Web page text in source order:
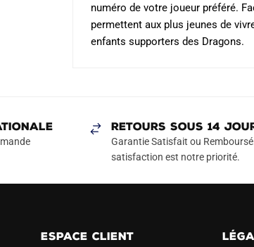
numéro de votre joueur préféré.
permettent aux plus jeunes de
enfants supporters des Dragons.
RETOURS SOUS 14
Garantie Satisfait ou
satisfaction est notre priorité.
ESPACE CLIENT